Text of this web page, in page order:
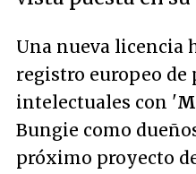
Una nueva licencia
registro europeo de
intelectuales con '
Bungie como
próximo proyecto